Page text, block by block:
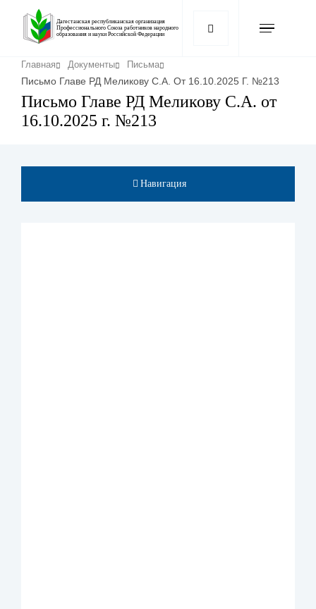
Перейти
основному
Дагестанская республиканская организация
Профессионального Союза работников народного
образования и науки Российской Федерации
Строка
навигации
Главная Документы Письма
Письмо Главе РД Меликову С.А. От 16.10.2025 Г. №213
Письмо Главе РД Меликову С.А. от
16.10.2025 г. №213
Навигация